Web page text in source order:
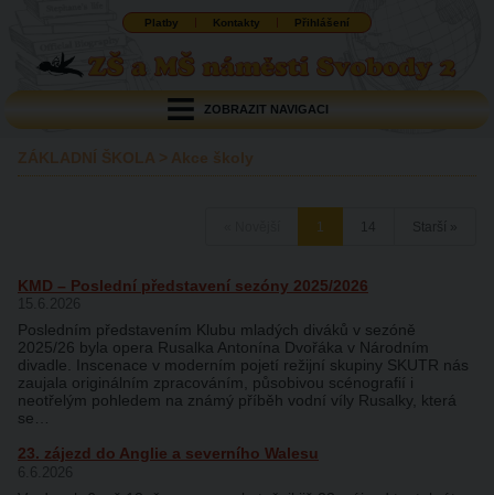
Platby Kontakty Přihlášení
ZOBRAZIT NAVIGACI
ZÁKLADNÍ ŠKOLA > Akce školy
1
KMD – Poslední představení sezóny 2025/2026
Posledním představením Klubu mladých diváků v sezóně
2025/26 byla opera Rusalka Antonína Dvořáka v Národním
divadle. Inscenace v moderním pojetí režijní skupiny SKUTR nás
zaujala originálním zpracováním, působivou scénografií i
neotřelým pohledem na známý příběh vodní víly Rusalky, která
se…
23. zájezd do Anglie a severního Walesu